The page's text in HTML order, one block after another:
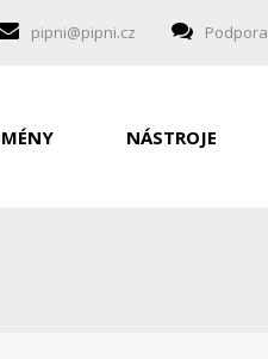
pipni@pipni.cz Podpora
NÁSTROJE